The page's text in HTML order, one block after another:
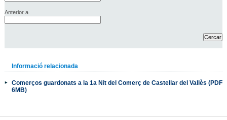
Anterior a
Informació relacionada
Comerços guardonats a la 1a Nit del Comerç de Castellar del Vallès (PDF
6MB)